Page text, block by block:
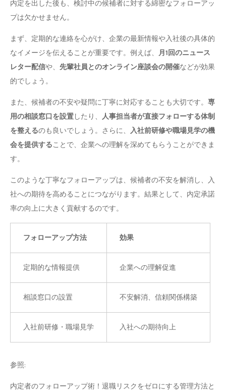
内定を出した後も、検討中の候補者に対する綿密なフォローアッ
プは欠かせません。
まず、定期的な連絡を心がけ、企業の最新情報や入社後の具体的
なイメージを伝えることが重要です。例えば、
月1回のニュース
レター配信や、 先輩社員とのオンライン座談会の開催などが効果
的でしょう。
また、候補者の不安や疑問に丁寧に対応することも大切です。 専
用の相談窓口を設置したり、
人事担当者が直接フォローする体制
を整えるのも良いでしょう。さらに、 入社前研修や職場見学の機
会を提供することで、企業への理解を深めてもらうことができま
す。
このような丁寧なフォローアップは、候補者の不安を解消し、入
社への期待を高めることにつながります。結果として、内定承諾
率の向上に大きく貢献するのです。
フォローアップ方法 効果
定期的な情報提供 企業への理解促進
相談窓口の設置 不安解消、信頼関係構築
入社前研修・職場見学 入社への期待向上
参照:
内定者のフォローアップ術！退職リスクをゼロにする管理方法と